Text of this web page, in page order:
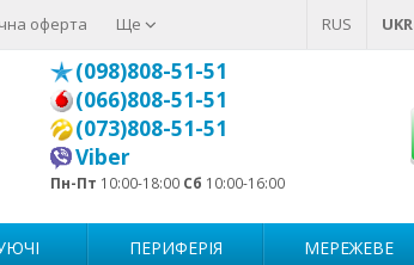
RUS UKR
оферта Ще
(098)808-51-51
(066)808-51-51
(073)808-51-51
Viber
Пн-Пт 10:00-18:00 Сб 10:00-16:00
ПЕРИФЕРІЯ МЕРЕЖЕВЕ